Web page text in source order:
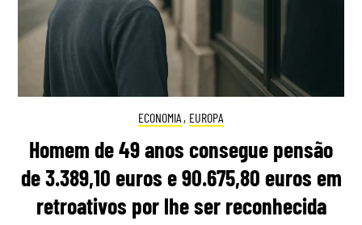
ECONOMIA , EUROPA
Homem de 49 anos consegue pensão
de 3.389,10 euros e 90.675,80 euros em
retroativos por lhe ser reconhecida